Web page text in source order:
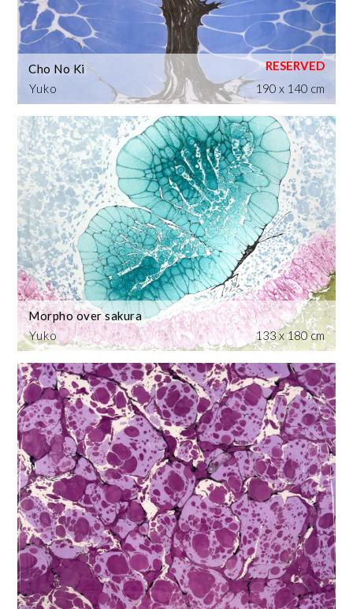
Yuko
Cho No Ki
190 x 140 cm
Yuko
Morpho over sakura
133 x 180 cm